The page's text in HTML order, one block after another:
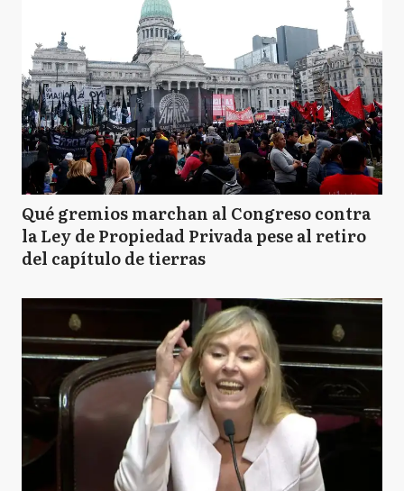
Qué gremios marchan al Congreso contra
la Ley de Propiedad Privada pese al retiro
del capítulo de tierras